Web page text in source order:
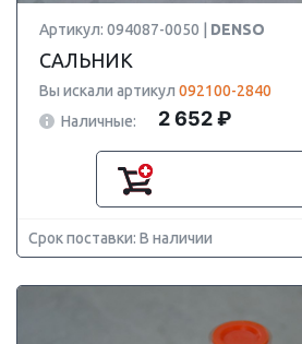
Артикул: 094087-0050 | DENSO
САЛЬНИК
Вы искали артикул 092100-2840
Наличные:
2 652 ₽
Срок поставки: В наличии